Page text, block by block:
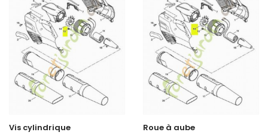
Vis cylindrique
Roue à aube